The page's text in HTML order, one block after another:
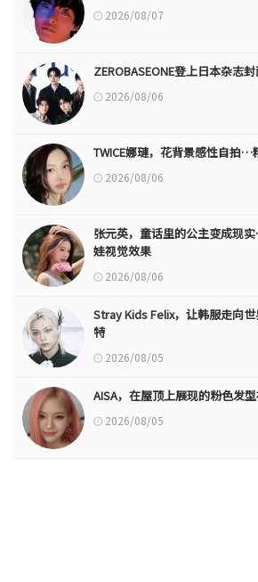
2026/08/07
ZEROBASEONE登上日本杂志
2026/08/06
TWICE娜璉，花背景感性自拍…
2026/08/06
张元英，童话里的公主变成现
娃视觉效果
2026/08/06
Stray Kids Felix，让韩服走
特
2026/08/05
AISA，在屋顶上展现的粉色发
2026/08/05